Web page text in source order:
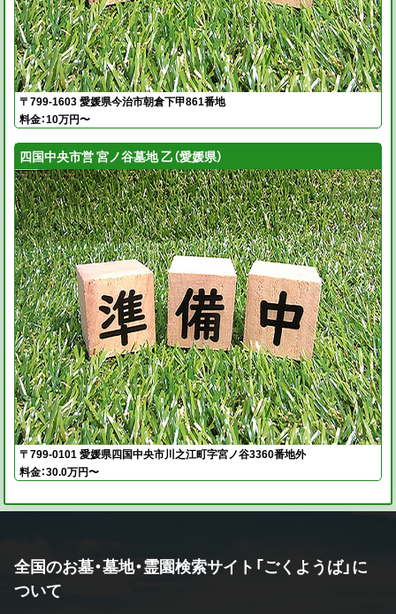
〒799-1603 愛媛県今治市朝倉下甲861番地
料金：10万円〜
四国中央市営 宮ノ谷墓地 乙（愛媛県）
〒799-0101 愛媛県四国中央市川之江町字宮ノ谷3360番地外
料金：30.0万円〜
全国のお墓・墓地・霊園検索サイト「ごくようば」に
ついて